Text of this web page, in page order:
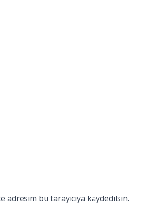
adresim bu tarayıcıya kaydedilsin.